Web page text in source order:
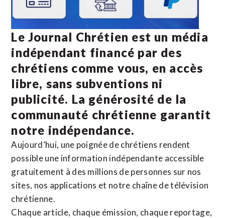
Le Journal Chrétien est un média
indépendant financé par des
chrétiens comme vous, en accès
libre, sans subventions ni
publicité. La générosité de la
communauté chrétienne garantit
notre indépendance.
Aujourd’hui, une poignée de chrétiens rendent
possible une information indépendante accessible
gratuitement à des millions de personnes sur nos
sites, nos applications et notre chaîne de télévision
chrétienne.
Chaque article, chaque émission, chaque reportage,